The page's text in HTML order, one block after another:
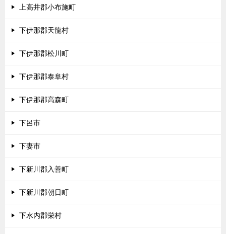
上高井郡小布施町
下伊那郡天龍村
下伊那郡松川町
下伊那郡泰阜村
下伊那郡高森町
下呂市
下妻市
下新川郡入善町
下新川郡朝日町
下水内郡栄村